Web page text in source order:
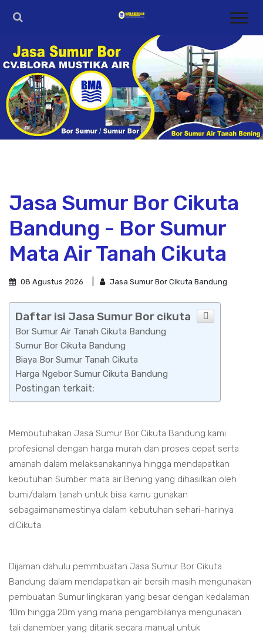
Jasa Sumur Bor Cikuta
Bandung - Bor Sumur
Mata Air Tanah Cikuta
08 Agustus 2026 Jasa Sumur Bor Cikuta Bandung
Daftar isi Jasa Sumur Bor cikuta
Bor Sumur Air Tanah Cikuta Bandung
Sumur Bor Cikuta Bandung
Biaya Bor Sumur Tanah Cikuta
Harga Ngebor Sumur Cikuta Bandung
Postingan terkait:
Membutuhakan Jasa Sumur Bor Cikuta Bandung kami
profesional dengan harga murah dan proses cepat serta
amanah dalam melaksanakannya hingga mendapatkan
kebutuhan Sumber mata air Bening yang dihasilkan oleh
bumi/dalam tanah untuk bisa kamu gunakan
sebagaimanamestinya dalam kebutuhan sehari-harinya
diCikuta.
Dijaman dahulu pemmbuatan Jasa Sumur Bor Cikuta
Bandung dalam mendapatkan air bersih masih mengunakan
pembuatan Sumur lingkaran yang besar dengan kedalaman
10m hingga 20m yang mana pengambilanya mengunakan
tali danember yang ditarik secara manual untuk